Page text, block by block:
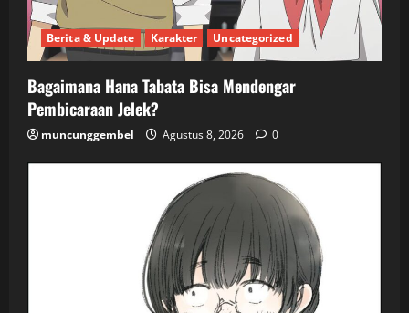
Berita & Update Karakter Uncategorized
Bagaimana Hana Tabata Bisa Mendengar
Pembicaraan Jelek?
muncunggembel Agustus 8, 2026 0